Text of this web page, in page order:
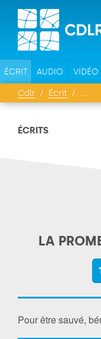
ÉCRIT AUDIO VIDÉO
Cdlr Écrit
ÉCRITS
LA
Pour être sauvé,